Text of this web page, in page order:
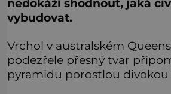
nedokáží shodnout, jaká
vybudovat.
Vrchol v australském
podezřele přesný tvar
pyramidu porostlou divokou